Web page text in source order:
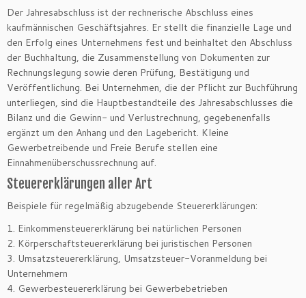
Der Jahresabschluss ist der rechnerische Abschluss eines
kaufmännischen Geschäftsjahres. Er stellt die finanzielle Lage und
den Erfolg eines Unternehmens fest und beinhaltet den Abschluss
der Buchhaltung, die Zusammenstellung von Dokumenten zur
Rechnungslegung sowie deren Prüfung, Bestätigung und
Veröffentlichung. Bei Unternehmen, die der Pflicht zur Buchführung
unterliegen, sind die Hauptbestandteile des Jahresabschlusses die
Bilanz und die Gewinn- und Verlustrechnung, gegebenenfalls
ergänzt um den Anhang und den Lagebericht. Kleine
Gewerbetreibende und Freie Berufe stellen eine
Einnahmenüberschussrechnung auf.
Steuererklärungen aller Art
Beispiele für regelmäßig abzugebende Steuererklärungen:
1. Einkommensteuererklärung bei natürlichen Personen
2. Körperschaftsteuererklärung bei juristischen Personen
3. Umsatzsteuererklärung, Umsatzsteuer-Voranmeldung bei
Unternehmern
4. Gewerbesteuererklärung bei Gewerbebetrieben